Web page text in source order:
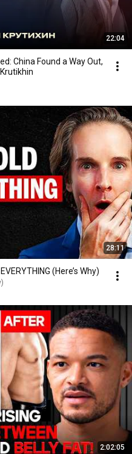
22:04
China Found a Way Out,
28:11
(Here’s Why)
2:02:05